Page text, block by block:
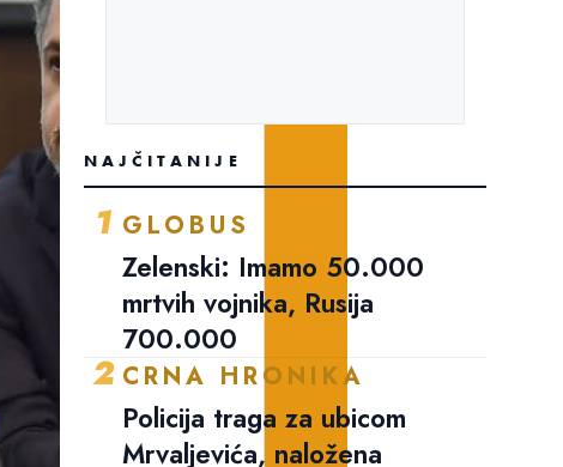
NAJČITANIJE
1 GLOBUS
Zelenski: Imamo 50.000
mrtvih vojnika, Rusija
700.000
2 CRNA HRONIKA
Policija traga za ubicom
Mrvaljevića, naložena